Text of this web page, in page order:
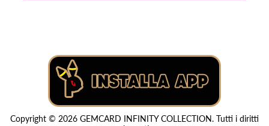
Copyright © 2026 GEMCARD INFINITY COLLECTION. Tutti i diritti